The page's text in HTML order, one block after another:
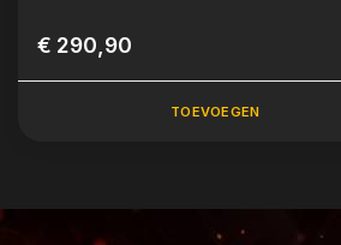
€ 290,90
TOEVOEGEN